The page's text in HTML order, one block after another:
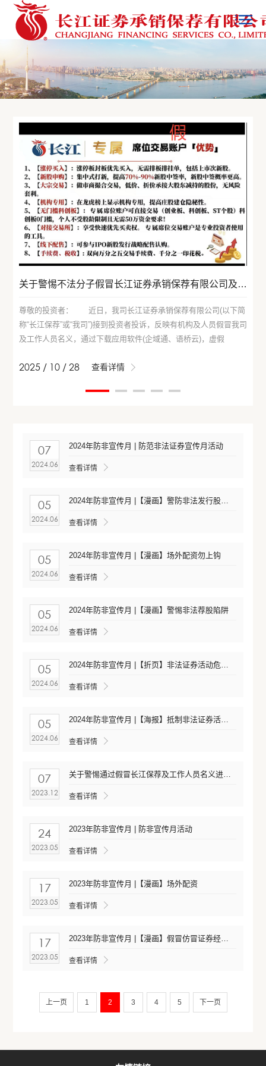
关于警惕不法分子假冒长江证券承销保荐有限公司及工作人员名义进行非法证券活动的重要风险提示公告
尊敬的投资者： 近日，我司长江证券承销保荐有限公司(以下简
称“长江保荐”或“我司”)接到投资者投诉，反映有机构及人员假冒我司
及工作人员名义，通过下载应用软件(企域通、语桥云)，虚假
诱导投资者下载虚假交易软件、转入资金，最终导致
2025 / 10 / 28 查看详情
07
2024.06
2024年防非宣传月 | 防范非法证券宣传月活动
查看详情
05
2024.06 查看详情
05
2024.06
2024年防非宣传月 |【漫画】场外配资勿上钩
查看详情
05
2024.06
2024年防非宣传月 |【漫画】警惕非法荐股陷阱
查看详情
05
2024.06 查看详情
05
2024.06 查看详情
07
2023.12 查看详情
24
2023.05
2023年防非宣传月 | 防非宣传月活动
查看详情
17
2023.05
2023年防非宣传月 |【漫画】场外配资
查看详情
17
2023.05 查看详情
上一页 1 2 3 4 5 下一页